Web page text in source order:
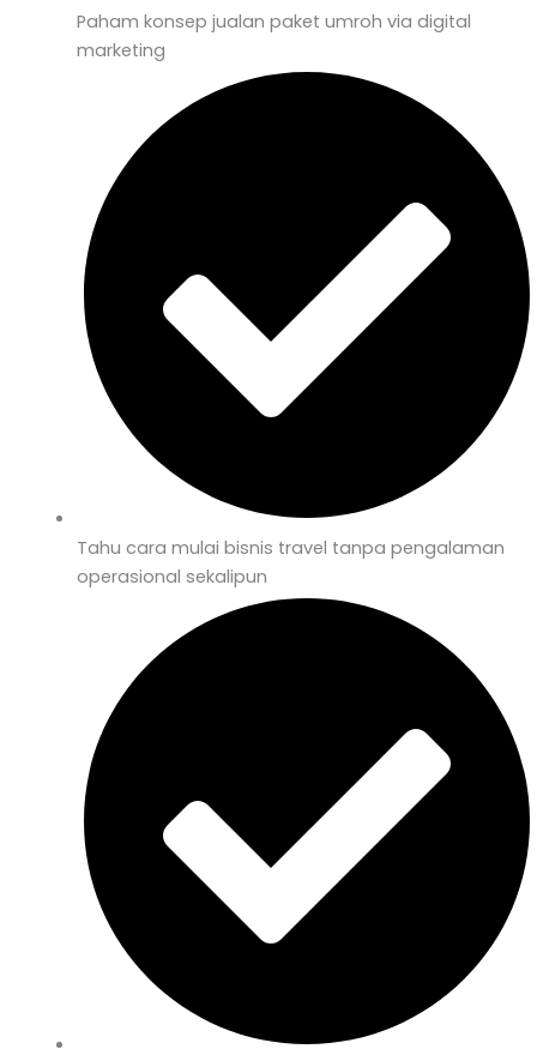
Paham konsep jualan paket umroh via digital
marketing
Tahu cara mulai bisnis travel tanpa pengalaman
operasional sekalipun